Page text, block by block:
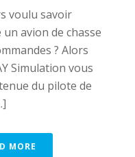
voulu savoir
avion de chasse
? Alors
Simulation vous
du pilote de
MORE